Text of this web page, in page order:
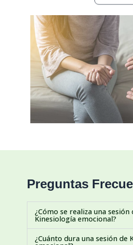
Preguntas
¿Cómo se realiza una sesión
Kinesiología emocional?
¿Cuánto dura una sesión de